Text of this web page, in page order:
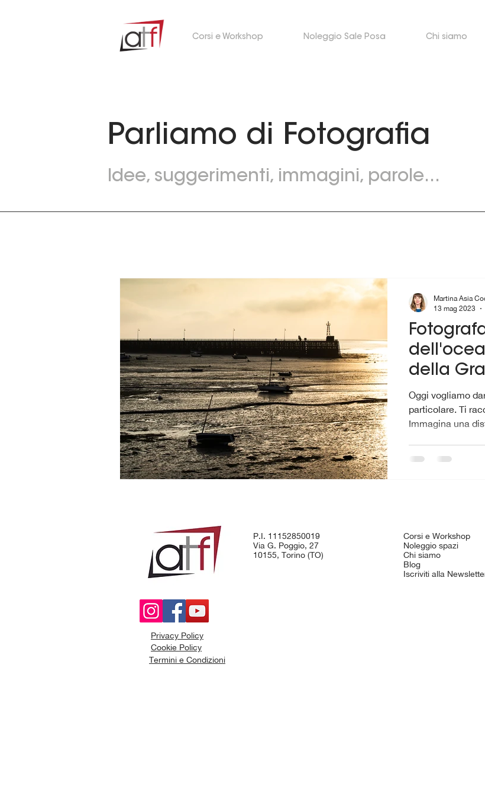
Corsi e Workshop Noleggio Sale Posa Chi siamo
Parliamo di Fotografia
Idee, suggerimenti, immagini, parole...
della
Bretagna
Oggi vogliamo
particolare. Ti
Immagina una
Martina Asia
13 mag 2023
Privacy Policy
Cookie Policy
Termini e Condizioni
P.I. 11152850019
Via G. Poggio, 27
10155, Torino (TO)
Corsi e Workshop
Noleggio spazi
Chi siamo
Blog
Iscriviti alla